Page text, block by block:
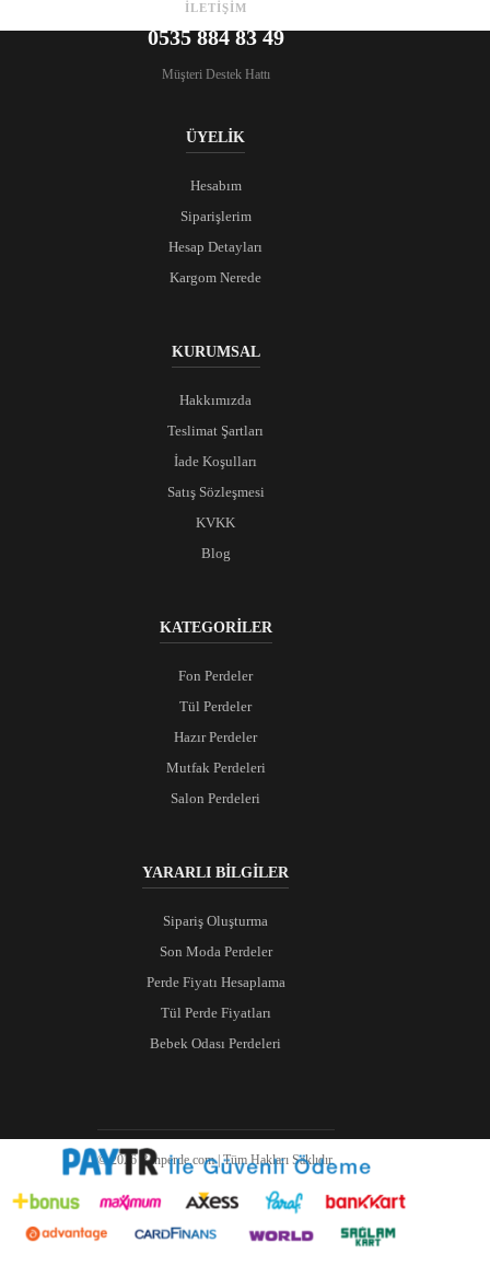
İLETİŞİM
0535 884 83 49
Müşteri Destek Hattı
ÜYELİK
Hesabım
Siparişlerim
Hesap Detayları
Kargom Nerede
KURUMSAL
Hakkımızda
Teslimat Şartları
İade Koşulları
Satış Sözleşmesi
KVKK
Blog
KATEGORİLER
Fon Perdeler
Tül Perdeler
Hazır Perdeler
Mutfak Perdeleri
Salon Perdeleri
YARARLI BİLGİLER
Sipariş Oluşturma
Son Moda Perdeler
Perde Fiyatı Hesaplama
Tül Perde Fiyatları
Bebek Odası Perdeleri
© 2026 Ranperde.com | Tüm Hakları Saklıdır.